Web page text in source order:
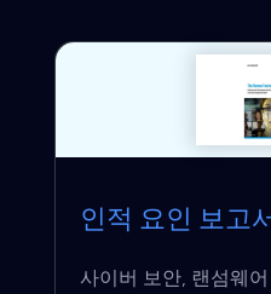
인적 요인 보고
사이버 보안, 랜섬웨